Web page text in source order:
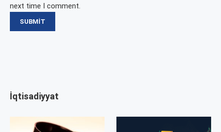
next time I comment.
İqtisadiyyat